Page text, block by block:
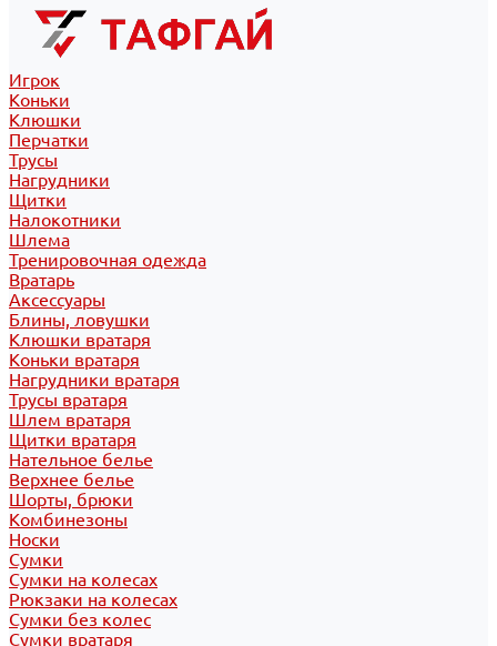
Игрок
Коньки
Клюшки
Перчатки
Трусы
Нагрудники
Щитки
Налокотники
Шлема
Тренировочная одежда
Вратарь
Аксессуары
Блины, ловушки
Клюшки вратаря
Коньки вратаря
Нагрудники вратаря
Трусы вратаря
Шлем вратаря
Щитки вратаря
Нательное белье
Верхнее белье
Шорты, брюки
Комбинезоны
Носки
Сумки
Сумки на колесах
Рюкзаки на колесах
Сумки без колес
Сумки вратаря